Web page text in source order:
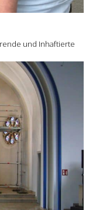
und Inhaftierte